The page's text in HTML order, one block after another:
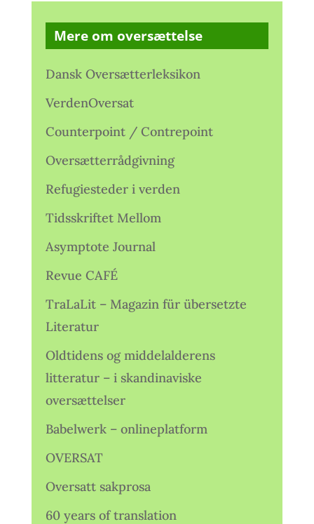
Mere om oversættelse
Dansk Oversætterleksikon
VerdenOversat
Counterpoint / Contrepoint
Oversætterrådgivning
Refugiesteder i verden
Tidsskriftet Mellom
Asymptote Journal
Revue CAFÉ
TraLaLit – Magazin für übersetzte
Literatur
Oldtidens og middelalderens
litteratur – i skandinaviske
oversættelser
Babelwerk – onlineplatform
OVERSAT
Oversatt sakprosa
60 years of translation